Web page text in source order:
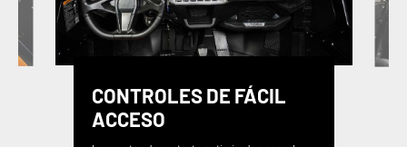
CONTROLES DE FÁCIL
ACCESO